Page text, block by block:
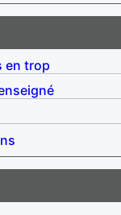
en trop